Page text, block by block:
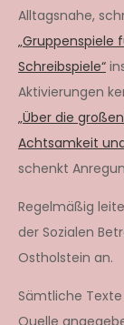
Alltagsnahe,
„Gruppenspiele
Schreibspiele“
Aktivierungen
„Über die
Achtsamkeit
schenkt
Regelmäßig
der Sozialen
Ostholstein an.
Sämtliche
Quelle